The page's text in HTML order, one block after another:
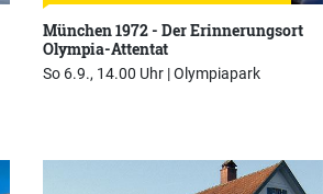
München 1972 - Der Erinnerungsort
Olympia-Attentat
So 6.9., 14.00 Uhr |Olympiapark